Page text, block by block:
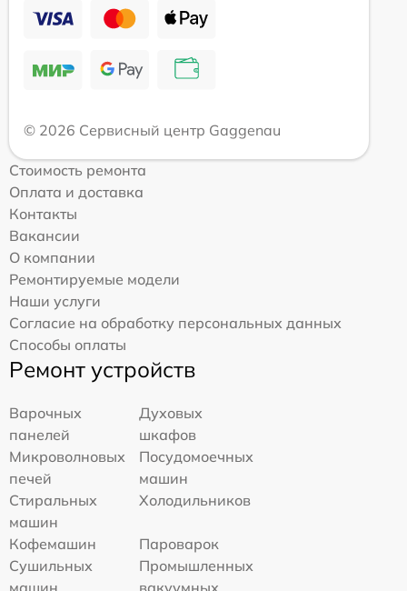
© 2026 Сервисный центр Gaggenau
Стоимость ремонта
Оплата и доставка
Контакты
Вакансии
О компании
Ремонтируемые модели
Наши услуги
Согласие на обработку персональных данных
Способы оплаты
Ремонт устройств
Варочных
панелей
Духовых
шкафов
Микроволновых
печей
Посудомоечных
машин
Стиральных
машин
Холодильников
Кофемашин
Пароварок
Сушильных
машин
Промышленных
вакуумных